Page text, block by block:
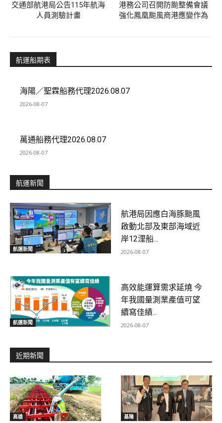
交通部航港局公告115年航海
人員測驗計畫
港務公司召開防颱整備會議
強化鳳凰颱風商港應變作為
航運船期表
海陽／聖霖船務代理2026.08.07
2026-08-07
萬通船務代理2026.08.07
2026-08-07
航運新聞
航運新聞
航港局因應白海豚颱風
啟動北部及東部海域近
岸12浬船...
2026-08-07
航運新聞
高效能運算需求延燒 今
年我國量測業產值可望
續寫佳績...
2026-08-07
近期新聞
高雄 基隆